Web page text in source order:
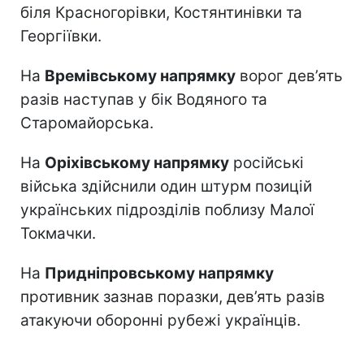
біля Красногорівки, Костянтинівки та
Георгіївки.
На Времівському напрямку ворог дев’ять
разів наступав у бік Водяного та
Старомайорська.
На Оріхівському напрямку російські
війська здійснили один штурм позицій
українських підрозділів поблизу Малої
Токмачки.
На Придніпровському напрямку
противник зазнав поразки, дев’ять разів
атакуючи оборонні рубежі українців.